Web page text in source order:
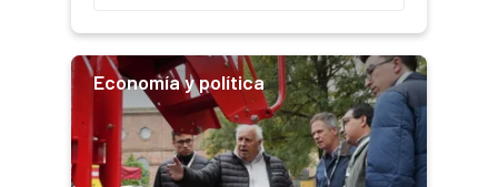
Economía y política